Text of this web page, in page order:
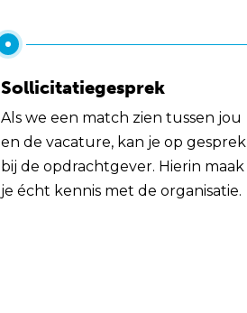
Sollicitatiegesprek
Als we een match zien tussen jou
en de vacature, kan je op gesprek
bij de opdrachtgever. Hierin maak
je écht kennis met de organisatie.